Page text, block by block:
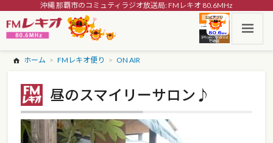
沖縄 那覇市のコミュティラジオ放送局: FMレキオ 80.6MHz
ホーム FMレキオ便り ON AIR
昼のスマイリーサロン♪